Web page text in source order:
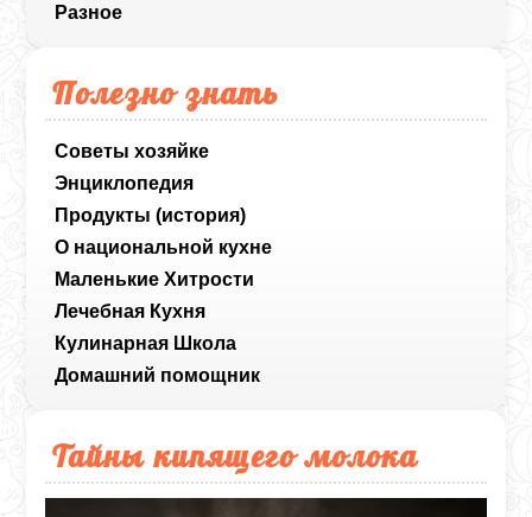
Разное
Полезно знать
Советы хозяйке
Энциклопедия
Продукты (история)
О национальной кухне
Маленькие Хитрости
Лечебная Кухня
Кулинарная Школа
Домашний помощник
Тайны кипящего молока